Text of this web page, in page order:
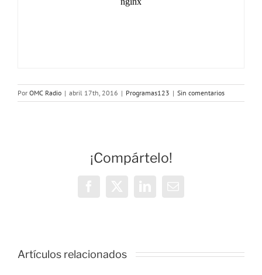
Por OMC Radio | abril 17th, 2016 | Programas123 | Sin comentarios
¡Compártelo!
Artículos relacionados
OMC Radio